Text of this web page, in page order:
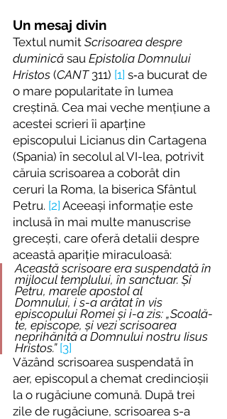
Un mesaj divin
Textul numit Scrisoarea despre
duminică sau Epistolia Domnului
Hristos (CANT 311) [1] s‑a bucurat de
o mare popularitate în lumea
creștină. Cea mai veche mențiune a
acestei scrieri îi aparține
episcopului Licianus din Cartagena
(Spania) în secolul al VI-lea, potrivit
căruia scrisoarea a coborât din
ceruri la Roma, la biserica Sfântul
Petru. [2] Aceeași informație este
inclusă în mai multe manuscrise
grecești, care oferă detalii despre
această apariție miraculoasă:
Această scrisoare era suspendată în
mijlocul templului, în sanctuar. Și
Petru, marele apostol al
Domnului, i s-a arătat în vis
episcopului Romei și i-a zis: „Scoală-
te, episcope, și vezi scrisoarea
neprihănită a Domnului nostru Iisus
Hristos.” [3]
Văzând scrisoarea suspendată în
aer, episcopul a chemat credincioșii
la o rugăciune comună. După trei
zile de rugăciune, scrisoarea s-a